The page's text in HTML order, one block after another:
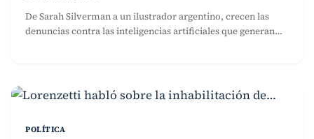
De Sarah Silverman a un ilustrador argentino, crecen las
denuncias contra las inteligencias artificiales que generan…
POLÍTICA